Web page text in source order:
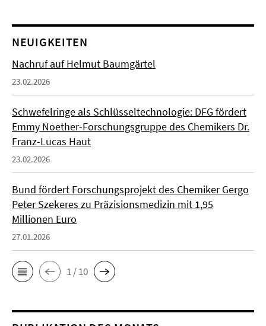
NEUIGKEITEN
Nachruf auf Helmut Baumgärtel
23.02.2026
Schwefelringe als Schlüsseltechnologie: DFG fördert
Emmy Noether-Forschungsgruppe des Chemikers Dr.
Franz-Lucas Haut
23.02.2026
Bund fördert Forschungsprojekt des Chemiker Gergo
Peter Szekeres zu Präzisionsmedizin mit 1,95
Millionen Euro
27.01.2026
1 / 10